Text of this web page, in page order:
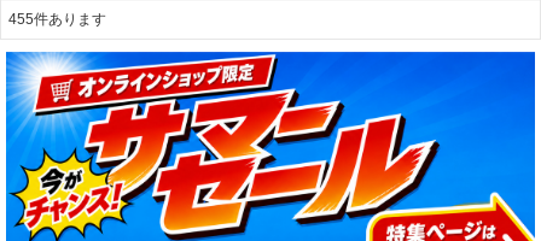
455件あります